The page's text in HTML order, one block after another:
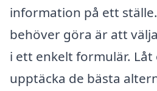
information på ett
behöver göra är att
i ett enkelt formulär. Låt
upptäcka de bästa